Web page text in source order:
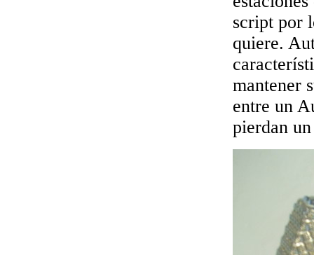
script por
quiere.
mantener
entre un
pierdan